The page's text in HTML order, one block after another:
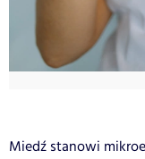
Miedź stanowi